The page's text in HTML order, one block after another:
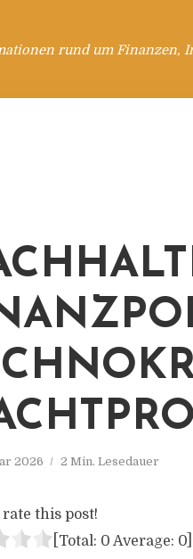
rund um Finanzen,
2026 2 Min. Lesedauer
this post!
[Total: 0 Average: 0